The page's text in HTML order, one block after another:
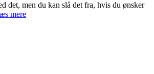
det, men du kan slå det fra, hvis du ønsker
mere